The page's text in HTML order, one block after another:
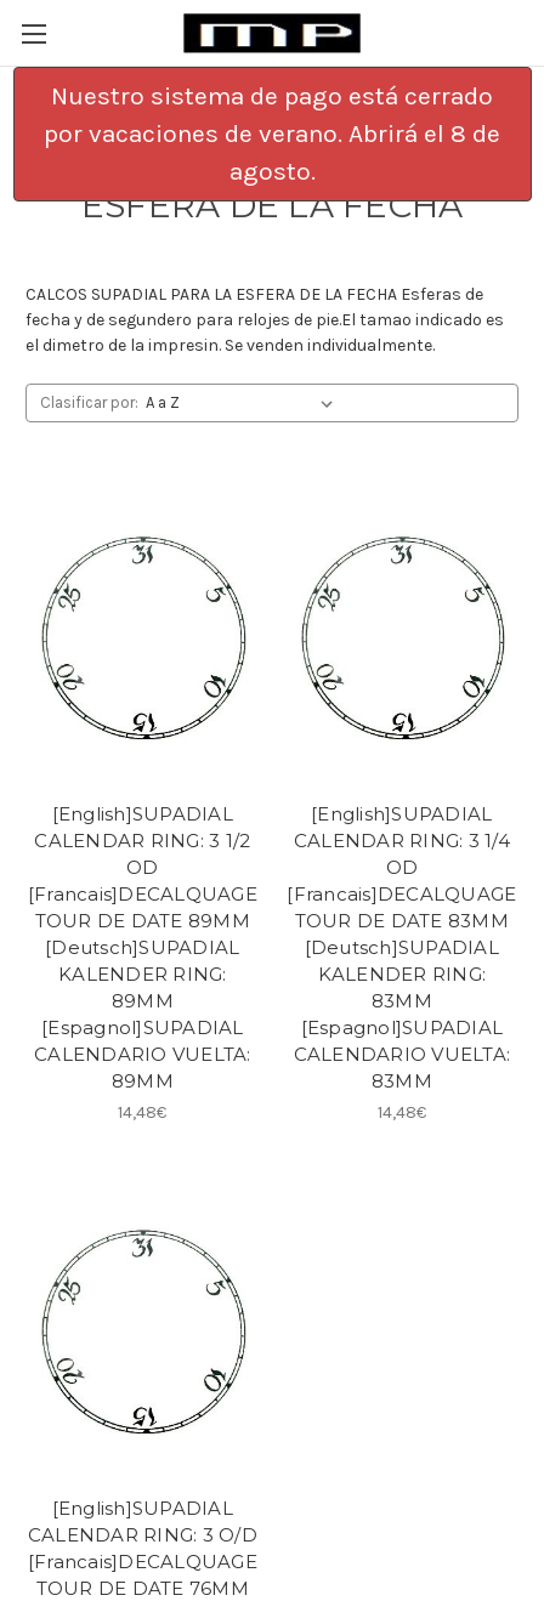
Nuestro sistema de pago está cerrado
por vacaciones de verano. Abrirá el 8 de
agosto.
CALCOS SUPADIAL PARA LA
ESFERA DE LA FECHA
CALCOS SUPADIAL PARA LA ESFERA DE LA FECHA Esferas de
fecha y de segundero para relojes de pie.El tamao indicado es
el dimetro de la impresin. Se venden individualmente.
Clasificar por:
[English]SUPADIAL
CALENDAR RING: 3 1/2
OD
[Francais]DECALQUAGE
TOUR DE DATE 89MM
[Deutsch]SUPADIAL
KALENDER RING:
89MM
[Espagnol]SUPADIAL
CALENDARIO VUELTA:
89MM
14,48€
[English]SUPADIAL
CALENDAR RING: 3 1/4
OD
[Francais]DECALQUAGE
TOUR DE DATE 83MM
[Deutsch]SUPADIAL
KALENDER RING:
83MM
[Espagnol]SUPADIAL
CALENDARIO VUELTA:
83MM
14,48€
[English]SUPADIAL
CALENDAR RING: 3 O/D
[Francais]DECALQUAGE
TOUR DE DATE 76MM